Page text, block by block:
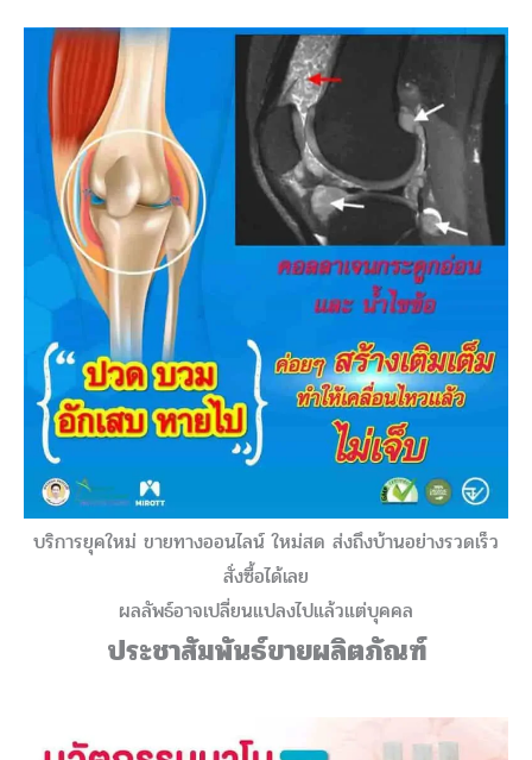
บริการยุคใหม่ ขายทางออนไลน์ ใหม่สด ส่งถึงบ้านอย่างรวดเร็ว
สั่งซื้อได้เลย
ผลลัพธ์อาจเปลี่ยนแปลงไปแล้วแต่บุคคล
ประชาสัมพันธ์ขายผลิตภัณฑ์